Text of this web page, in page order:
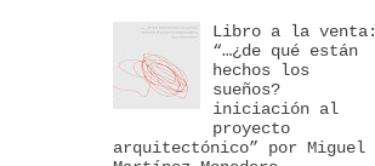
Libro a la venta:
“…¿de qué están
hechos los
sueños?
iniciación al
proyecto
arquitectónico” por Miguel